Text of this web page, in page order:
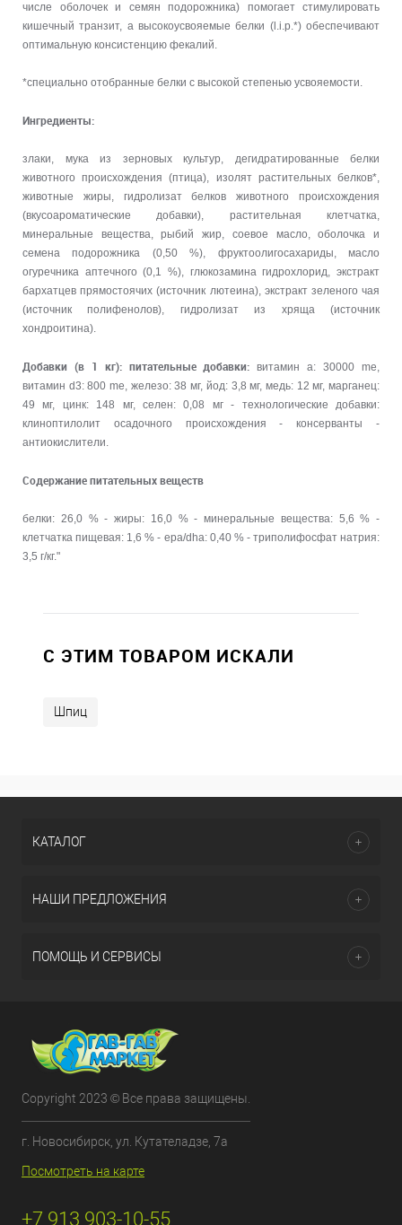
числе оболочек и семян подорожника) помогает стимулировать
кишечный транзит, а высокоусвояемые белки (l.i.p.*) обеспечивают
оптимальную консистенцию фекалий.
*специально отобранные белки с высокой степенью усвояемости.
Ингредиенты:
злаки, мука из зерновых культур, дегидратированные белки
животного происхождения (птица), изолят растительных белков*,
животные жиры, гидролизат белков животного происхождения
(вкусоароматические добавки), растительная клетчатка,
минеральные вещества, рыбий жир, соевое масло, оболочка и
семена подорожника (0,50 %), фруктоолигосахариды, масло
огуречника аптечного (0,1 %), глюкозамина гидрохлорид, экстракт
бархатцев прямостоячих (источник лютеина), экстракт зеленого чая
(источник полифенолов), гидролизат из хряща (источник
хондроитина).
Добавки (в 1 кг): питательные добавки:витамин a: 30000 me,
витамин d3: 800 me, железо: 38 мг, йод: 3,8 мг, медь: 12 мг, марганец:
49 мг, цинк: 148 мг, ceлeн: 0,08 мг - технологические добавки:
клиноптилолит осадочного происхождения - консерванты -
антиокислители.
Содержание питательных веществ
белки: 26,0 % - жиры: 16,0 % - минеральные вещества: 5,6 % -
клетчатка пищевая: 1,6 % - epa/dha: 0,40 % - триполифосфат натрия:
3,5 г/кг."
C ЭТИМ ТОВАРОМ ИСКАЛИ
Шпиц
КАТАЛОГ
НАШИ ПРЕДЛОЖЕНИЯ
ПОМОЩЬ И СЕРВИСЫ
Copyright 2023 © Все права защищены.
г. Новосибирск, ул. Кутателадзе, 7а
Посмотреть на карте
+7 913 903-10-55